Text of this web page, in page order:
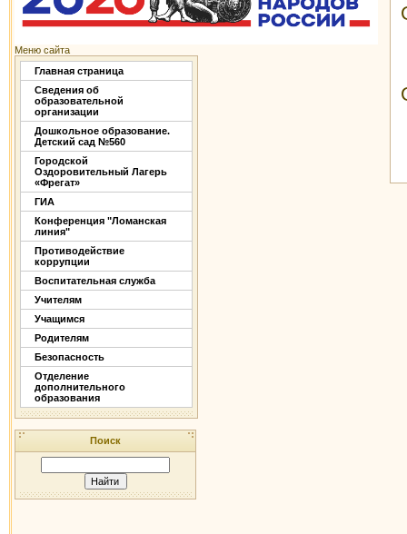
Меню сайта
Главная страница
Сведения об
образовательной
организации
Дошкольное образование.
Детский сад №560
Городской
Оздоровительный Лагерь
«Фрегат»
ГИА
Конференция "Ломанская
линия"
Противодействие
коррупции
Воспитательная служба
Учителям
Учащимся
Родителям
Безопасность
Отделение
дополнительного
образования
Поиск